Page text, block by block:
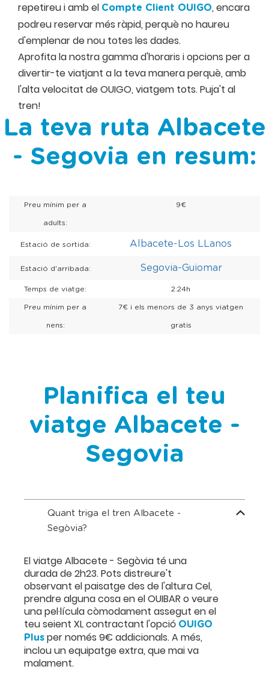
repetireu i amb el Compte Client OUIGO, encara
podreu reservar més ràpid, perquè no haureu
d'emplenar de nou totes les dades.
Aprofita la nostra gamma d'horaris i opcions per a
divertir-te viatjant a la teva manera perquè, amb
l'alta velocitat de OUIGO, viatgem tots. Puja't al
tren!
La teva ruta Albacete
- Segovia en resum:
Preu mínim per a
adults:
9€
Estació de sortida: Albacete-Los LLanos
Estació d'arribada: Segovia-Guiomar
Temps de viatge: 2:24h
Preu mínim per a
nens:
7€ i els menors de 3 anys viatgen
gratis
Planifica el teu
viatge Albacete -
Segovia
Quant triga el tren Albacete -
Segòvia?
El viatge Albacete - Segòvia té una
durada de 2h23. Pots distreure't
observant el paisatge des de l'altura Cel,
prendre alguna cosa en el OUIBAR o veure
una pel·lícula còmodament assegut en el
teu seient XL contractant l'opció OUIGO
Plus per només 9€ addicionals. A més,
inclou un equipatge extra, que mai va
malament.